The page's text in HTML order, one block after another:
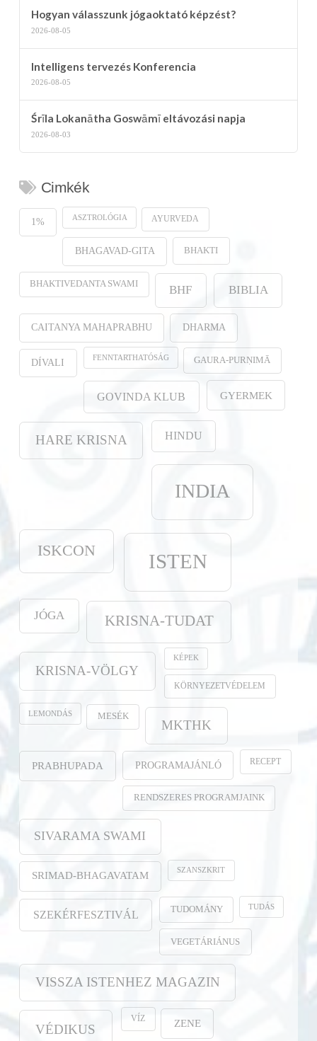
Hogyan válasszunk jógaoktató képzést?
2026-08-05
Intelligens tervezés Konferencia
2026-08-05
Śrīla Lokanātha Goswāmī eltávozási napja
2026-08-03
Cimkék
1% ASZTROLÓGIA AYURVEDA
BHAGAVAD-GITA BHAKTI
BHAKTIVEDANTA SWAMI BHF BIBLIA
CAITANYA MAHAPRABHU DHARMA
DÍVALI FENNTARTHATÓSÁG GAURA-PURṆIMĀ
GOVINDA KLUB GYERMEK
HARE KRISNA HINDU
INDIA
ISKCON ISTEN
JÓGA KRISNA-TUDAT
KRISNA-VÖLGY
KÉPEK
KÖRNYEZETVÉDELEM
LEMONDÁS MESÉK
MKTHK
PRABHUPADA PROGRAMAJÁNLÓ RECEPT
RENDSZERES PROGRAMJAINK
SIVARAMA SWAMI
SRIMAD-BHAGAVATAM SZANSZKRIT
SZEKÉRFESZTIVÁL TUDOMÁNY TUDÁS
VEGETÁRIÁNUS
VISSZA ISTENHEZ MAGAZIN
VÉDIKUS
VÍZ ZENE